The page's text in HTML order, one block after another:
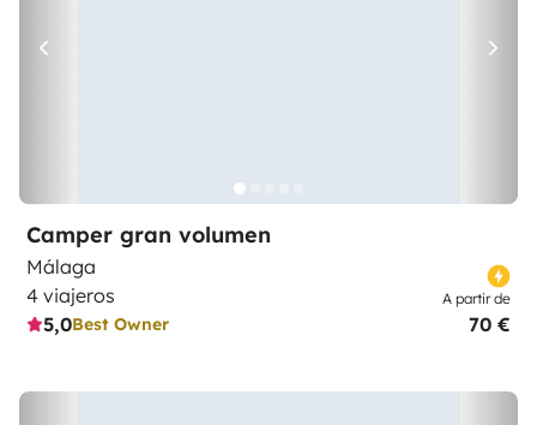
Camper gran volumen
Málaga
4 viajeros
5,0Best Owner
A partir de
70 €